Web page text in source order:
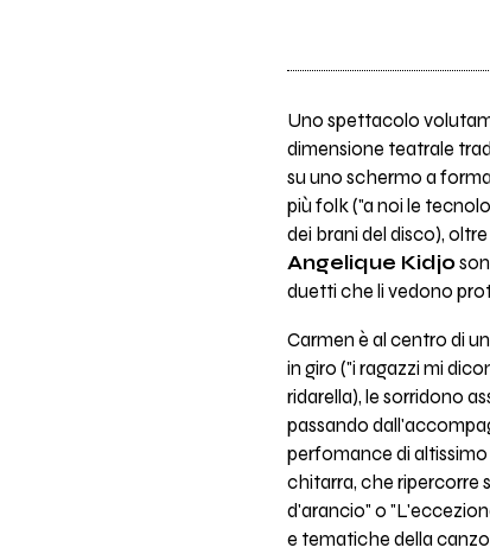
Uno spettacolo
dimensione teatrale
su uno schermo a
più folk ("a noi le
dei brani del disco),
Angelique Kidjo
duetti che li vedono
Carmen è al centro di
in giro ("i ragazzi mi
ridarella), le sorridono
passando
perfomance di
chitarra, che ripercorre
d'arancio" o
e tematiche della